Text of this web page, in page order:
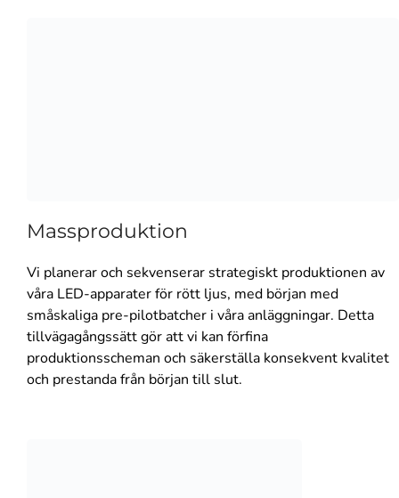
Massproduktion
Vi planerar och sekvenserar strategiskt produktionen av
våra LED-apparater för rött ljus, med början med
småskaliga pre-pilotbatcher i våra anläggningar. Detta
tillvägagångssätt gör att vi kan förfina
produktionsscheman och säkerställa konsekvent kvalitet
och prestanda från början till slut.